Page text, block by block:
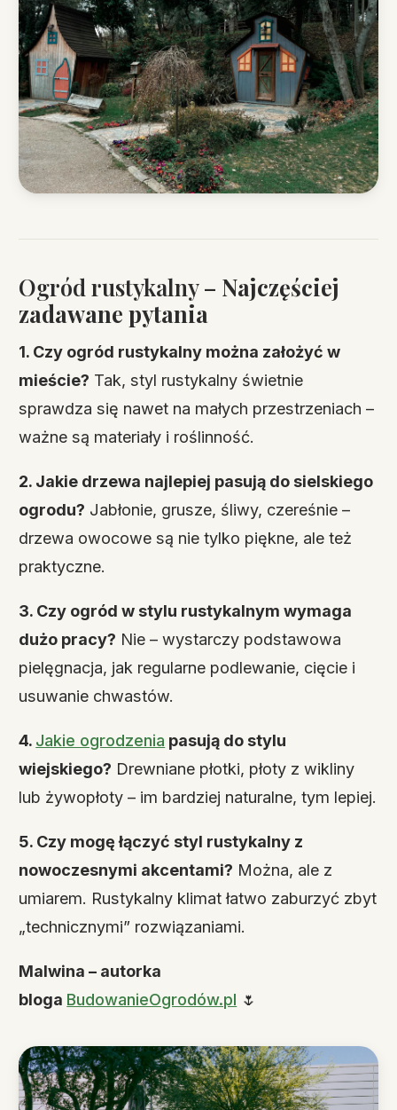
Ogród rustykalny – Najczęściej
zadawane pytania
1. Czy ogród rustykalny można założyć w
mieście? Tak, styl rustykalny świetnie
sprawdza się nawet na małych przestrzeniach –
ważne są materiały i roślinność.
2. Jakie drzewa najlepiej pasują do sielskiego
ogrodu? Jabłonie, grusze, śliwy, czereśnie –
drzewa owocowe są nie tylko piękne, ale też
praktyczne.
3. Czy ogród w stylu rustykalnym wymaga
dużo pracy? Nie – wystarczy podstawowa
pielęgnacja, jak regularne podlewanie, cięcie i
usuwanie chwastów.
4. Jakie ogrodzenia pasują do stylu
wiejskiego? Drewniane płotki, płoty z wikliny
lub żywopłoty – im bardziej naturalne, tym lepiej.
5. Czy mogę łączyć styl rustykalny z
nowoczesnymi akcentami? Można, ale z
umiarem. Rustykalny klimat łatwo zaburzyć zbyt
„technicznymi” rozwiązaniami.
Malwina – autorka
bloga BudowanieOgrodów.pl 🌷